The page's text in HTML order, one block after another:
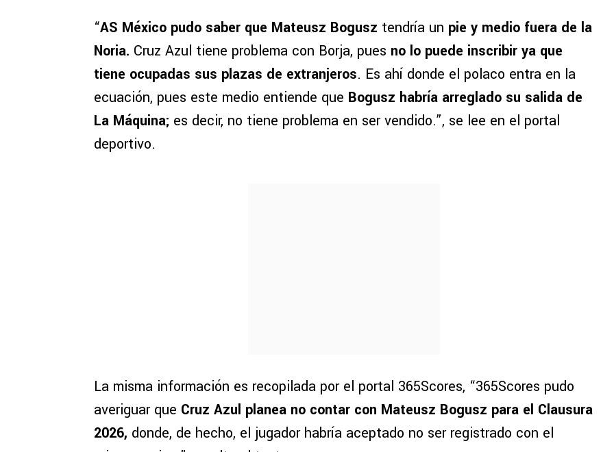
“AS México pudo saber que Mateusz Bogusz tendría un pie y medio fuera de la
Noria. Cruz Azul tiene problema con Borja, pues no lo puede inscribir ya que
tiene ocupadas sus plazas de extranjeros. Es ahí donde el polaco entra en la
ecuación, pues este medio entiende que Bogusz habría arreglado su salida de
La Máquina; es decir, no tiene problema en ser vendido.”, se lee en el portal
deportivo.
La misma información es recopilada por el portal 365Scores, “365Scores pudo
averiguar que Cruz Azul planea no contar con Mateusz Bogusz para el Clausura
2026, donde, de hecho, el jugador habría aceptado no ser registrado con el